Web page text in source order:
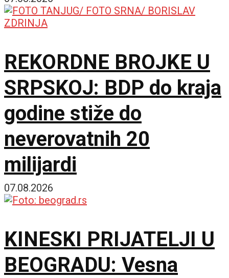
Ukrajini
REKORDNE BROJKE U
SRPSKOJ: BDP do kraja
godine stiže do
neverovatnih 20
milijardi
07.08.2026
KINESKI PRIJATELJI U
BEOGRADU: Vesna